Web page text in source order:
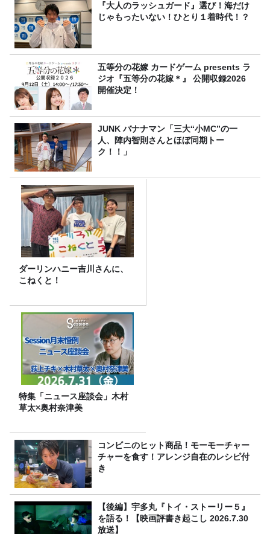
『大人のラッシュガード』選び！海だけ
じゃもったいない！ひとり１着時代！？
五等分の花嫁 カードゲーム presents ラ
ジオ『五等分の花嫁＊』 公開収録2026
開催決定！
JUNK バナナマン「三大“小MC”の一
人、陣内智則さんとほぼ同期トー
ク！！」
ダーリンハニー吉川さんに、
こねくと！
特集「ニュース座談会」木村
草太×奥村奈津美
コンビニのヒット商品！モーモーチャー
チャーを食す！アレンジ自在のレシピ付
き
【後編】宇多丸『トイ・ストーリー５』
を語る！【映画評書き起こし 2026.7.30
放送】